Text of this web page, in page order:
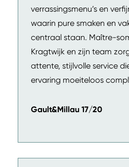
verrassingsmenu’s en
waarin pure smaken en
centraal staan. Maître-
Kragtwijk en zijn team
attente, stijlvolle service
ervaring moeiteloos
Gault&Millau 17/20